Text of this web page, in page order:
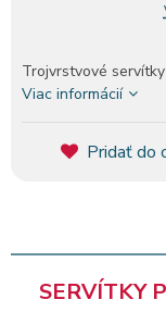
Trojvrstvové
Viac informácií
Pridať do
SERVÍTKY